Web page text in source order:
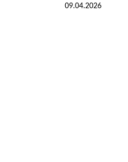
09.04.2026